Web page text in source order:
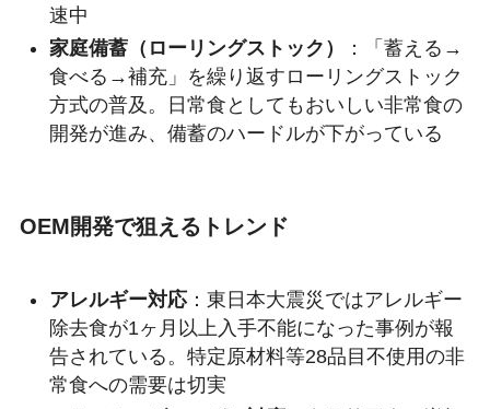
速中
家庭備蓄（ローリングストック）
：「蓄える→
食べる→補充」を繰り返すローリングストック
方式の普及。日常食としてもおいしい非常食の
開発が進み、備蓄のハードルが下がっている
OEM開発で狙えるトレンド
アレルギー対応：東日本大震災ではアレルギー
除去食が1ヶ月以上入手不能になった事例が報
告されている。特定原材料等28品目不使用の非
常食への需要は切実